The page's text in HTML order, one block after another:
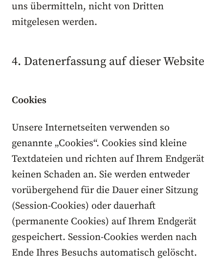
uns übermitteln, nicht von Dritten
mitgelesen werden.
4. Datenerfassung auf dieser Website
Cookies
Unsere Internetseiten verwenden so
genannte „Cookies“. Cookies sind kleine
Textdateien und richten auf Ihrem Endgerät
keinen Schaden an. Sie werden entweder
vorübergehend für die Dauer einer Sitzung
(Session-Cookies) oder dauerhaft
(permanente Cookies) auf Ihrem Endgerät
gespeichert. Session-Cookies werden nach
Ende Ihres Besuchs automatisch gelöscht.